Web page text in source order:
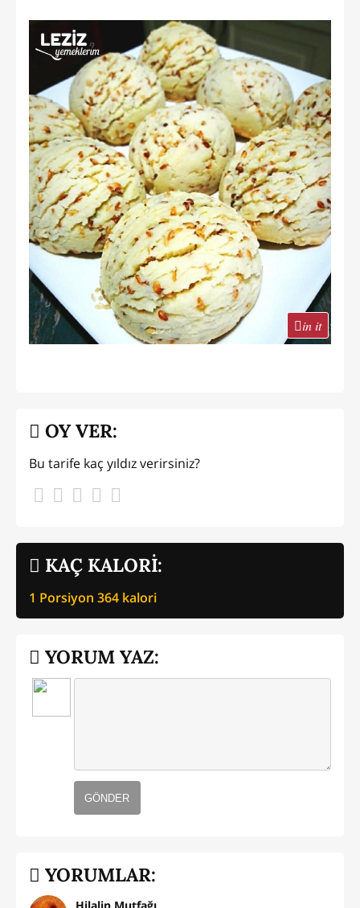
in it
KAÇ KALORİ:
1 Porsiyon 364 kalori
OY VER:
Bu tarife kaç yıldız verirsiniz?
YORUM YAZ:
GÖNDER
YORUMLAR: